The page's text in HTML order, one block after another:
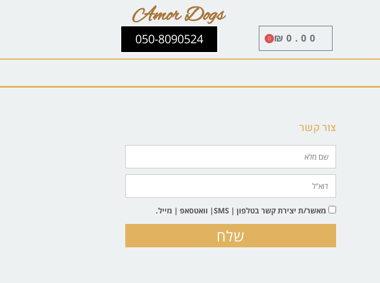
₪0.00
0
Amor Dogs
050-8090524
צור קשר
מאשר/ת יצירת קשר בטלפון | SMS| וואטסאפ | מייל.
שלח